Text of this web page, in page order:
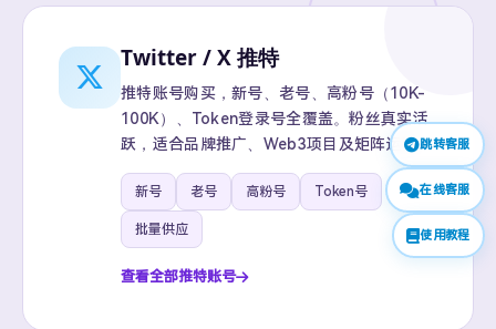
Twitter / X 推特
推特账号购买，新号、老号、高粉号（10K-
100K）、Token登录号全覆盖。粉丝真实活
跃，适合品牌推广、Web3项目及矩阵运营。
新号 老号 高粉号 Token号
批量供应
查看全部推特账号
跳转客服
在线客服
使用教程